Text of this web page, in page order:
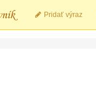
Pridať výraz